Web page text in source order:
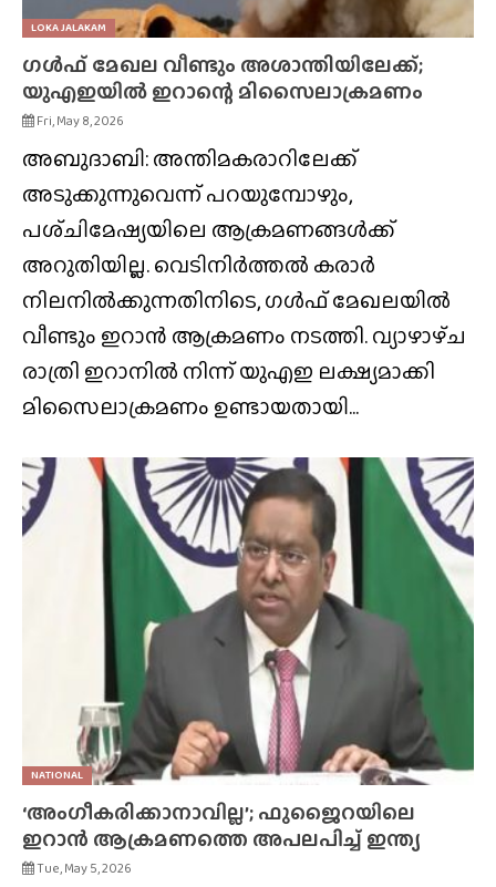
LOKA JALAKAM
ഗൾഫ് മേഖല വീണ്ടും അശാന്തിയിലേക്ക്;
യുഎഇയിൽ ഇറാന്റെ മിസൈലാക്രമണം
Fri, May 8, 2026
അബുദാബി: അന്തിമകരാറിലേക്ക്
അടുക്കുന്നുവെന്ന് പറയുമ്പോഴും,
പശ്‌ചിമേഷ്യയിലെ ആക്രമണങ്ങൾക്ക്
അറുതിയില്ല. വെടിനിർത്തൽ കരാർ
നിലനിൽക്കുന്നതിനിടെ, ഗൾഫ് മേഖലയിൽ
വീണ്ടും ഇറാൻ ആക്രമണം നടത്തി. വ്യാഴാഴ്‌ച
രാത്രി ഇറാനിൽ നിന്ന് യുഎഇ ലക്ഷ്യമാക്കി
മിസൈലാക്രമണം ഉണ്ടായതായി...
NATIONAL
‘അംഗീകരിക്കാനാവില്ല’; ഫുജൈറയിലെ
ഇറാൻ ആക്രമണത്തെ അപലപിച്ച് ഇന്ത്യ
Tue, May 5, 2026